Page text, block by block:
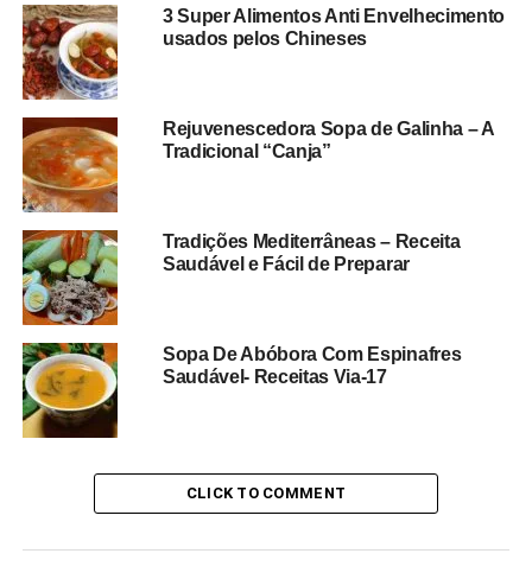
3 Super Alimentos Anti Envelhecimento
usados pelos Chineses
Rejuvenescedora Sopa de Galinha – A
Tradicional “Canja”
Tradições Mediterrâneas – Receita
Saudável e Fácil de Preparar
Sopa De Abóbora Com Espinafres
Saudável- Receitas Via-17
CLICK TO COMMENT